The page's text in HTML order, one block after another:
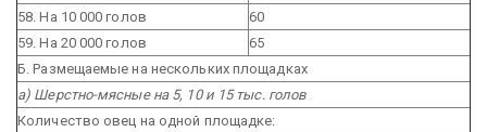
58. На 10 000 голов
60
59. На 20 000 голов
65
Б. Размещаемые на нескольких площадках
а) Шерстно-мясные на 5, 10 и 15 тыс. голов
Количество овец на одной площадке: